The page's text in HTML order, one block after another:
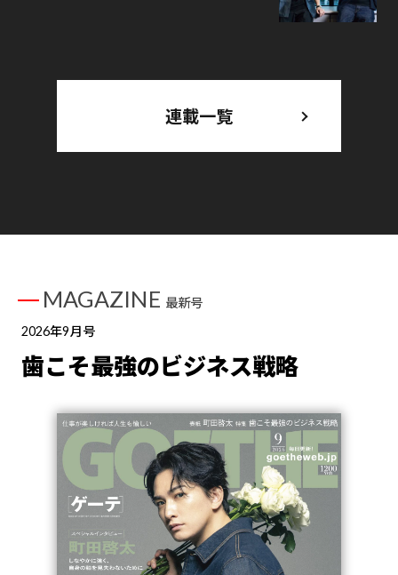
連載一覧
MAGAZINE 最新号
2026年9月号
歯こそ最強のビジネス戦略